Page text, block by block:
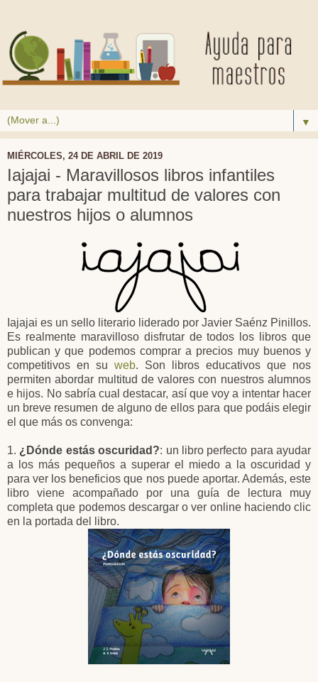
▼
MIÉRCOLES, 24 DE ABRIL DE 2019
Iajajai - Maravillosos libros infantiles
para trabajar multitud de valores con
nuestros hijos o alumnos
Iajajai es un sello literario liderado por Javier Saénz Pinillos.
Es realmente maravilloso disfrutar de todos los libros que
publican y que podemos comprar a precios muy buenos y
competitivos en su web. Son libros educativos que nos
permiten abordar multitud de valores con nuestros alumnos
e hijos. No sabría cual destacar, así que voy a intentar hacer
un breve resumen de alguno de ellos para que podáis elegir
el que más os convenga:
1. ¿Dónde estás oscuridad?: un libro perfecto para ayudar
a los más pequeños a superar el miedo a la oscuridad y
para ver los beneficios que nos puede aportar. Además, este
libro viene acompañado por una guía de lectura muy
completa que podemos descargar o ver online haciendo clic
en la portada del libro.